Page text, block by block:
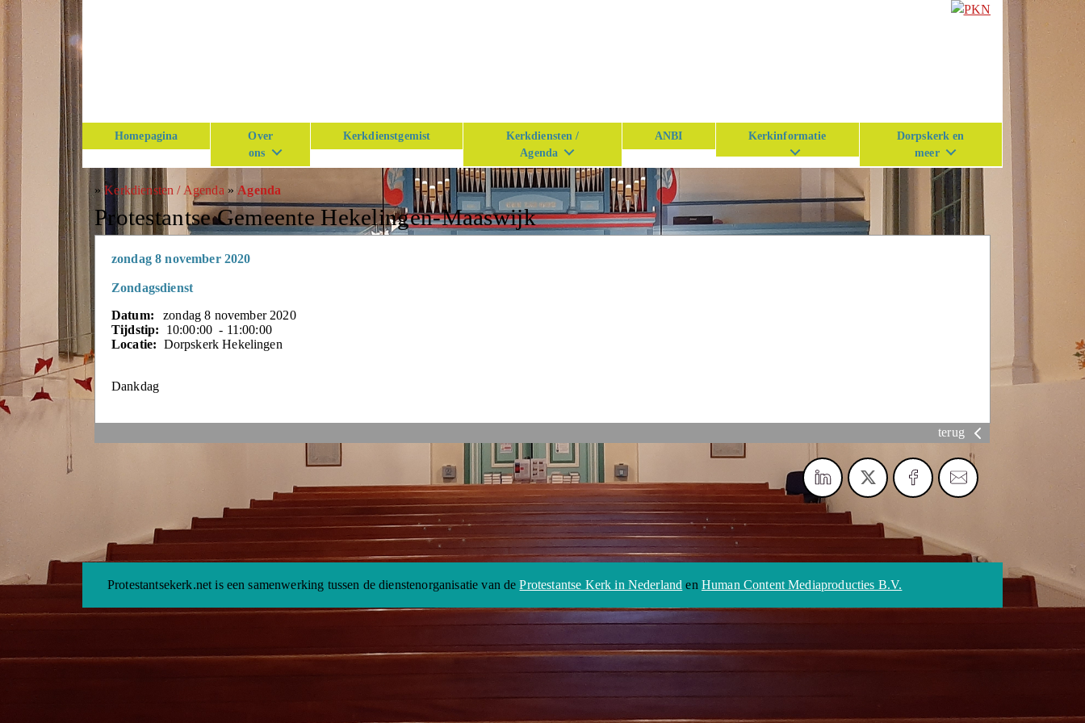
Homepagina
Over
ons
Kerkdienstgemist
Kerkdiensten /
Agenda
ANBI Kerkinformatie
Dorpskerk en
meer
»Kerkdiensten / Agenda » Agenda
Protestantse Gemeente Hekelingen-Maaswijk
zondag 8 november 2020
Zondagsdienst
Datum:
zondag 8 november 2020
Tijdstip:
10:00:00 - 11:00:00
Locatie: Dorpskerk Hekelingen
Dankdag
terug
Protestantsekerk.net is een samenwerking tussen de dienstenorganisatie van deProtestantse Kerk in Nederland en Human Content Mediaproducties B.V.